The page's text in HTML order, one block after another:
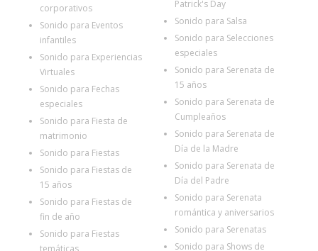
corporativos
Sonido para Eventos
infantiles
Sonido para Experiencias
Virtuales
Sonido para Fechas
especiales
Sonido para Fiesta de
matrimonio
Sonido para Fiestas
Sonido para Fiestas de
15 años
Sonido para Fiestas de
fin de año
Sonido para Fiestas
Patrick's Day
Sonido para Salsa
Sonido para Selecciones
especiales
Sonido para Serenata de
15 años
Sonido para Serenata de
Cumpleaños
Sonido para Serenata de
Día de la Madre
Sonido para Serenata de
Día del Padre
Sonido para Serenata
romántica y aniversarios
Sonido para Serenatas
Sonido para Shows de